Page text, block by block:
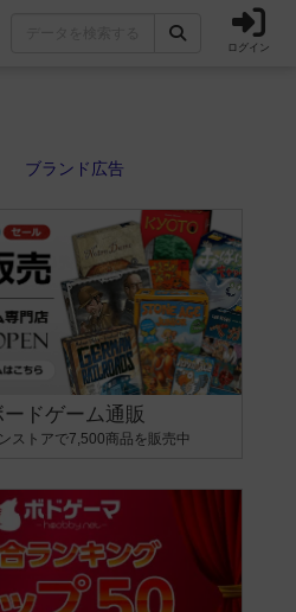
ログイン
ードゲーム通販
ストアで7,500商品を販売中